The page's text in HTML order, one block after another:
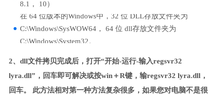
8.1， 10）
在 64 位版本的Windows中，32 位 DLL存放文件夹为
C:\Windows\SysWOW64， 64 位 dll存放文件夹为
C:\Windows\System32。
2、dll文件拷贝完成后，打开“开始-运行-输入regsvr32
lyra.dll”，回车即可解决或按win＋R键，输regsvr32 lyra.dll，
回车。 此方法相对第一种方法复杂很多，如果您对电脑不是很